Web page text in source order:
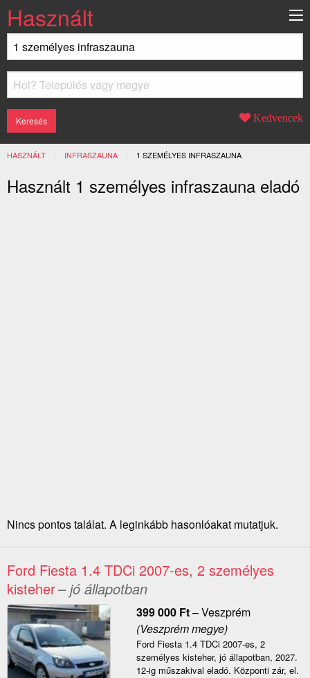
Használt
Kedvencek
HASZNÁLT INFRASZAUNA JELENLEGI:
1 SZEMÉLYES INFRASZAUNA
Használt 1 személyes infraszauna eladó
Nincs pontos találat. A leginkább hasonlóakat mutatjuk.
Ford Fiesta 1.4 TDCi 2007-es, 2 személyes
kisteher– jó állapotban
399 000 Ft–Veszprém
(Veszprém megye)
Ford Fiesta 1.4 TDCi 2007-es, 2
személyes kisteher, jó állapotban, 2027.
12-ig műszakival eladó. Központi zár, el.